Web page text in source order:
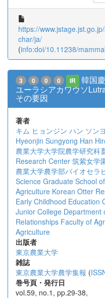
https://
char/ja/
(info:doi/10.11238/
3 0 0 0 IR
韓国
ユーラシアカワウソ
その要因
著者
キム ヒョンジン ハン ソン
Hyeonjin Sungyong Han
農業大学大学院農学研究科
Research Center 筑紫女学
農業大学農学部バイオセラ
Science Graduate School
Agriculture Korean Otter
Early Childhood Education
Junior College Department
Relationships Faculty of
Agriculture
出版者
東京農業大学
雑誌
東京農業大学農学集報 (
巻号頁・発行日
vol.59, no.1, pp.29-38,